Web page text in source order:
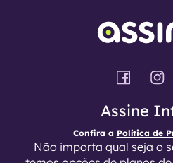
Assine
Confira a Política de
Não importa qual seja o